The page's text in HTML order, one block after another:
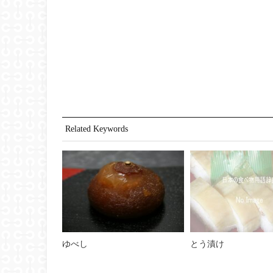
Related Keywords
ゆべし とう漬け